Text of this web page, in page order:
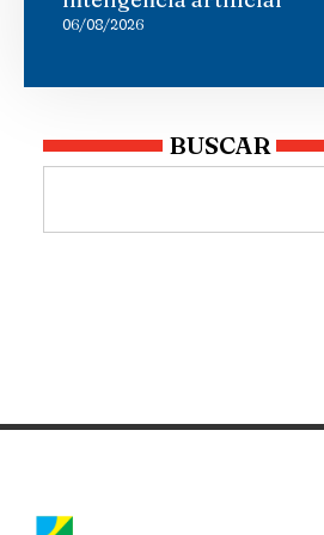
06/08/2026
BUSCAR